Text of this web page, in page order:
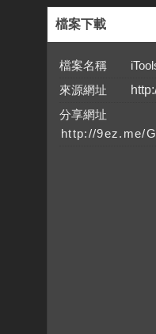
檔案下載
檔案名稱
來源網址
分享網址